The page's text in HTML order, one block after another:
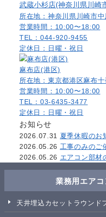
武蔵小杉店(神奈川県川崎
所在地：神奈川県川崎市
営業時間：10:00〜18:00
TEL：044-920-9455
定休日：日曜・祝日
麻布店(港区)
所在地：東京都港区麻布
営業時間：10:00〜18:00
TEL：03-6435-3477
定休日：日曜・祝日
お知らせ
2026.07.31 夏季休暇のお
2026.05.26 工事のみのご
2026.05.26 エアコン部材
業務用エア
天井埋込カセットラウンド